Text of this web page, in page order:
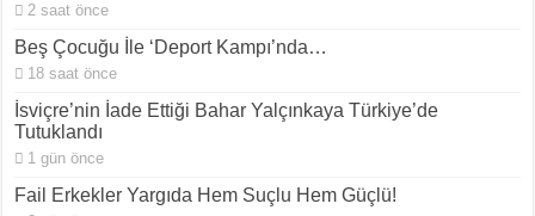
2 saat önce
Beş Çocuğu İle ‘Deport Kampı’nda…
18 saat önce
İsviçre’nin İade Ettiği Bahar Yalçınkaya Türkiye’de
Tutuklandı
1 gün önce
Fail Erkekler Yargıda Hem Suçlu Hem Güçlü!